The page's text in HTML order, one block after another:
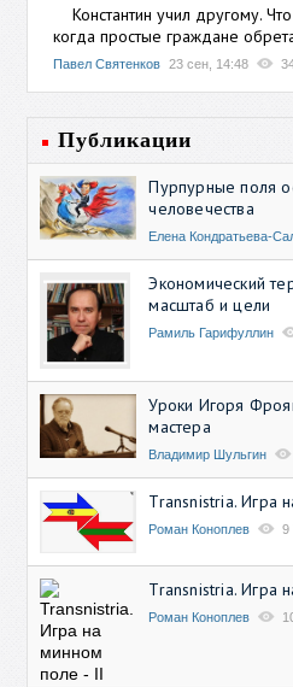
Константин учил другому. Что
когда простые граждане
Павел Святенков 23 сен, 14:48
Публикации
Пурпурные поля
человечества
Елена Кондратьева-
Экономический
масштаб и цели
Рамиль Гарифуллин
Уроки Игоря
мастера
Владимир Шульгин
Transnistria. Игра
Роман Коноплев 9
Transnistria. Игра
Роман Коноплев